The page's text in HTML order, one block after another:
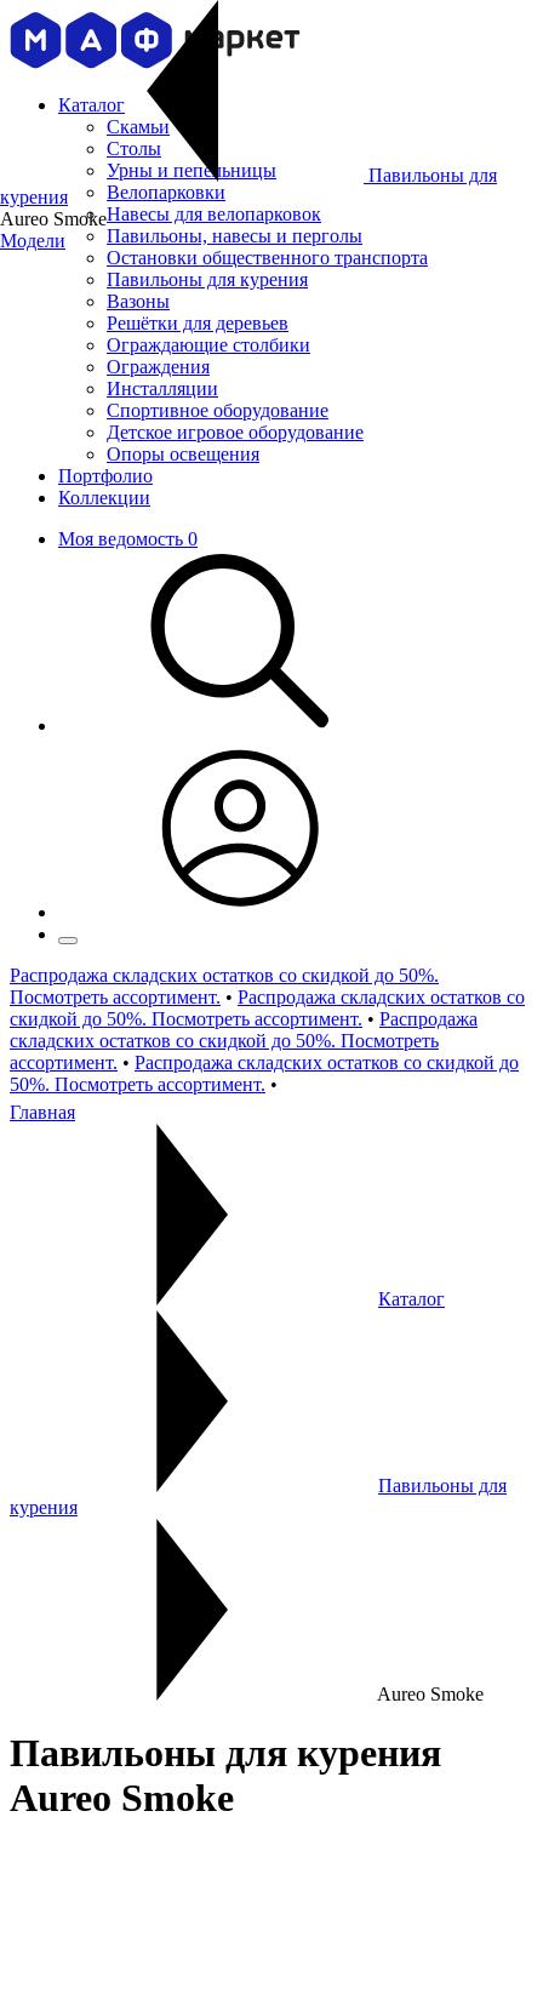
Каталог
Скамьи
Столы
Урны и пепельницы
Велопарковки
Навесы для велопарковок
Павильоны, навесы и перголы
Остановки общественного транспорта
Павильоны для курения
Вазоны
Решётки для деревьев
Ограждающие столбики
Ограждения
Инсталляции
Cпортивное оборудование
Детское игровое оборудование
Опоры освещения
Портфолио
Коллекции
Моя ведомость 0
Распродажа складских остатков со скидкой до 50%.
Посмотреть ассортимент. • Распродажа складских остатков со
скидкой до 50%. Посмотреть ассортимент. • Распродажа
складских остатков со скидкой до 50%. Посмотреть
ассортимент. • Распродажа складских остатков со скидкой до
50%. Посмотреть ассортимент. •
Главная
Каталог
Павильоны для
курения
Aureo Smoke
Павильоны для курения
Aureo Smoke
Павильоны для
курения
Aureo Smoke
Модели